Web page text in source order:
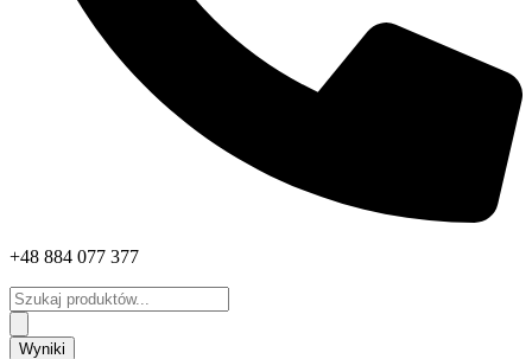
+48 884 077 377
Search
...
Wyniki